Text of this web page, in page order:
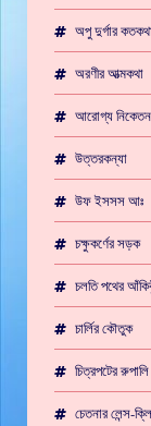
অপু দুর্গার
অরণীর আত্মকথা
আরোগ্য নিকেতন
উত্তরকন্যা
উফ ইসসস আঃ
চক্ষুকর্ণের সড়ক
চলতি পথের
চার্লির কৌতুক
চিত্রপটের রুপালি
চেতনার লেন্স-